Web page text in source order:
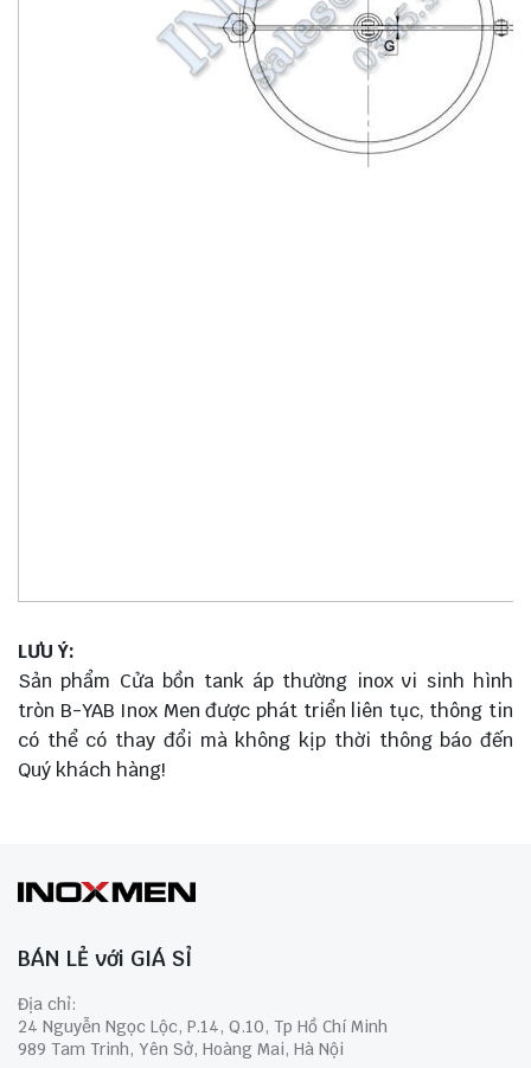
LƯU Ý:
Sản phẩm Cửa bồn tank áp thường inox vi sinh hình
tròn B-YAB Inox Men được phát triển liên tục, thông tin
có thể có thay đổi mà không kịp thời thông báo đến
Quý khách hàng!
BÁN LẺ với GIÁ SỈ
Địa chỉ:
24 Nguyễn Ngọc Lộc, P.14, Q.10, Tp Hồ Chí Minh
989 Tam Trinh, Yên Sở, Hoàng Mai, Hà Nội